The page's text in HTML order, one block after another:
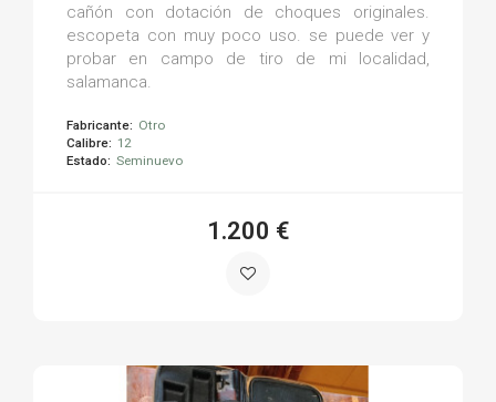
cañón con dotación de choques originales.
escopeta con muy poco uso. se puede ver y
probar en campo de tiro de mi localidad,
salamanca.
Fabricante: Otro
Calibre: 12
Estado: Seminuevo
1.200 €